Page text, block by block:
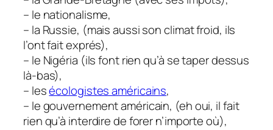
– le nationalisme,
– la Russie, (mais aussi son climat froid, ils
l’ont fait exprés),
– le Nigéria (ils font rien qu’à se taper dessus
là-bas),
– lesécologistes américains,
– le gouvernement américain, (eh oui, il fait
rien qu’à interdire de forer n’importe où),